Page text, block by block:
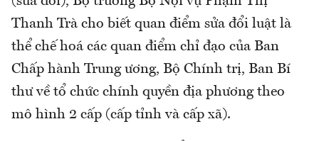
Thanh Trà cho biết quan điểm sửa đổi luật là
thể chế hoá các quan điểm chỉ đạo của Ban
Chấp hành Trung ương, Bộ Chính trị, Ban Bí
thư về tổ chức chính quyền địa phương theo
mô hình 2 cấp (cấp tỉnh và cấp xã).